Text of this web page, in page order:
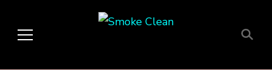
Smoke Clean